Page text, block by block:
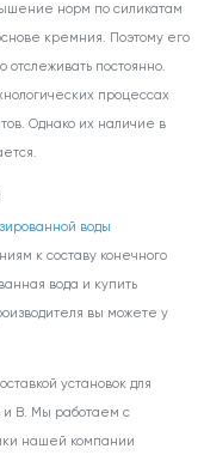
норм по силикатам
кремния. Поэтому его
постоянно.
процессах
Однако их наличие в
воды
к составу конечного
вода и купить
вы можете у
установок для
и В. Мы работаем с
нашей компании